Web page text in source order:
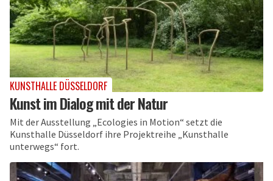
KUNSTHALLE DÜSSELDORF
Kunst im Dialog mit der Natur
Mit der Ausstellung „Ecologies in Motion“ setzt die
Kunsthalle Düsseldorf ihre Projektreihe „Kunsthalle
unterwegs“ fort.